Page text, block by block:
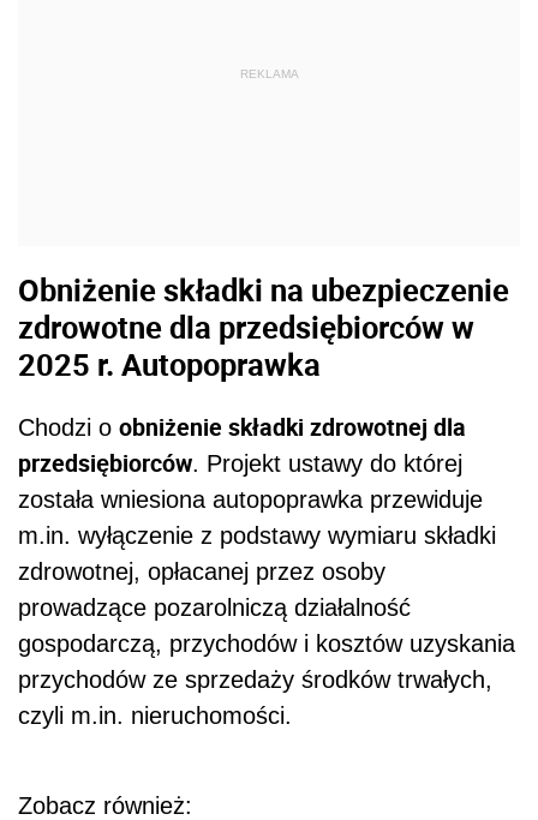
REKLAMA
Obniżenie składki na ubezpieczenie
zdrowotne dla przedsiębiorców w
2025 r. Autopoprawka
Chodzi o obniżenie składki zdrowotnej dla
przedsiębiorców. Projekt ustawy do której
została wniesiona autopoprawka przewiduje
m.in. wyłączenie z podstawy wymiaru składki
zdrowotnej, opłacanej przez osoby
prowadzące pozarolniczą działalność
gospodarczą, przychodów i kosztów uzyskania
przychodów ze sprzedaży środków trwałych,
czyli m.in. nieruchomości.
Zobacz również: